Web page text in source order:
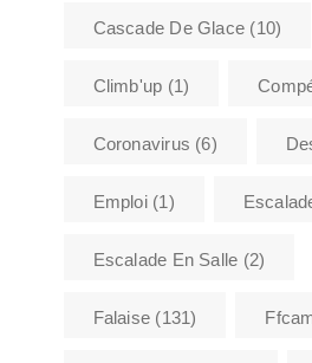
Cascade De Glace (10)
Climb'up (1)
Coronavirus (6)
Emploi(1)
Escalade En Salle (2)
Falaise (131)